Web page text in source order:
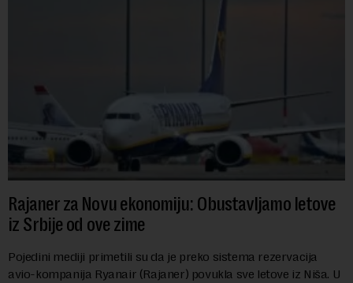
Rajaner za Novu ekonomiju: Obustavljamo letove
iz Srbije od ove zime
Pojedini mediji primetili su da je preko sistema rezervacija
avio-kompanija Ryanair (Rajaner) povukla sve letove iz Niša. U